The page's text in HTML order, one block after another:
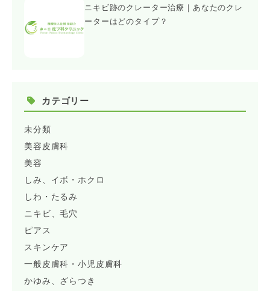
ニキビ跡のクレーター治療｜あなたのクレ
ーターはどのタイプ？
カテゴリー
未分類
美容皮膚科
美容
しみ、イボ・ホクロ
しわ・たるみ
ニキビ、毛穴
ピアス
スキンケア
一般皮膚科・小児皮膚科
かゆみ、ざらつき